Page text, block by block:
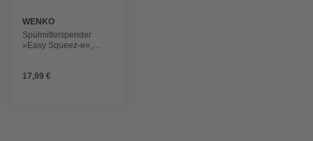
WENKO
Spülmittelspender
»Easy Squeez-e«,
17,99 €